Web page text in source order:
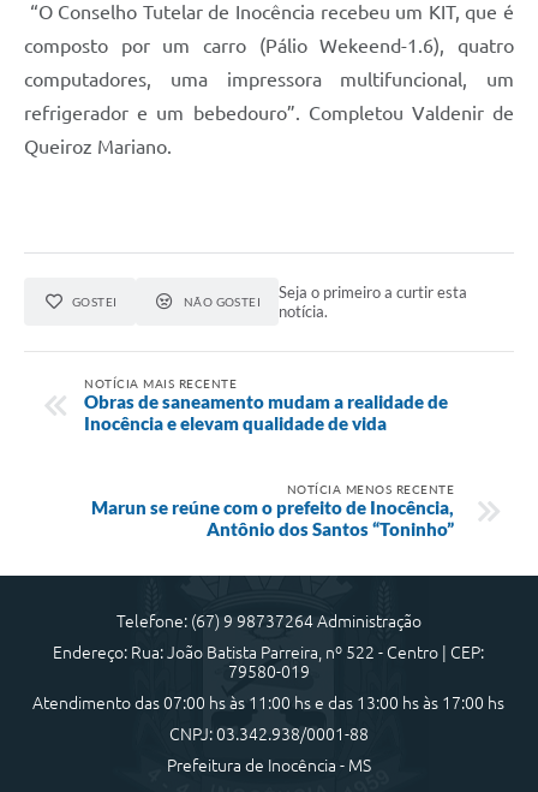
“O Conselho Tutelar de Inocência recebeu um KIT, que é
composto por um carro (Pálio Wekeend-1.6), quatro
computadores, uma impressora multifuncional, um
refrigerador e um bebedouro”. Completou Valdenir de
Queiroz Mariano.
GOSTEI NÃO GOSTEI
Seja o primeiro a curtir esta
notícia.
NOTÍCIA MAIS RECENTE
Obras de saneamento mudam a realidade de
Inocência e elevam qualidade de vida
NOTÍCIA MENOS RECENTE
Marun se reúne com o prefeito de Inocência,
Antônio dos Santos “Toninho”
Telefone: (67) 9 98737264 Administração
Endereço: Rua: João Batista Parreira, nº 522 - Centro | CEP:
79580-019
Atendimento das 07:00 hs às 11:00 hs e das 13:00 hs às 17:00 hs
CNPJ: 03.342.938/0001-88
Prefeitura de Inocência - MS